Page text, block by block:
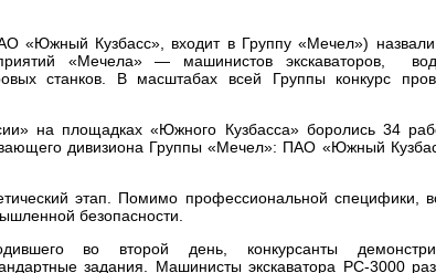
«Южный Кузбасс», входит в Группу «Мечел»)
«Мечела» — машинистов экскаваторов,
станков. В масштабах всей Группы конкурс
на площадках «Южного Кузбасса» боролись 34
дивизиона Группы «Мечел»: ПАО «Южный
этап. Помимо профессиональной специфики,
безопасности.
во второй день, конкурсанты
задания. Машинисты экскаватора РС-3000